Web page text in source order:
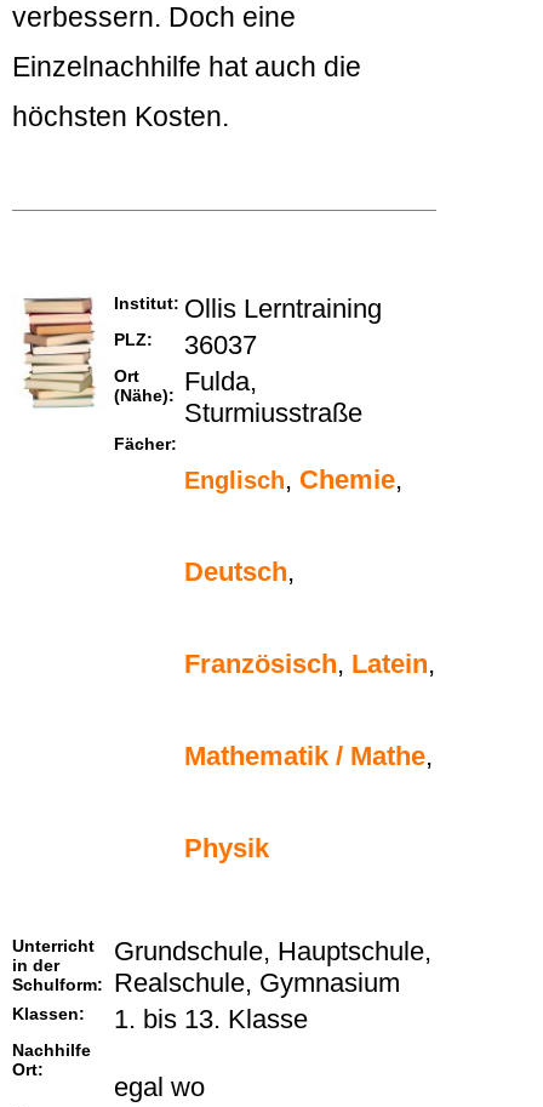
verbessern. Doch eine
Einzelnachhilfe hat auch die
höchsten Kosten.
Institut: Ollis Lerntraining
PLZ: 36037
Ort
(Nähe):
Fulda,
Sturmiusstraße
Fächer:
Englisch, Chemie,
Deutsch,
Französisch, Latein,
Mathematik / Mathe,
Physik
Unterricht
in der
Schulform:
Grundschule, Hauptschule,
Realschule, Gymnasium
Klassen: 1. bis 13. Klasse
Nachhilfe
Ort:
egal wo